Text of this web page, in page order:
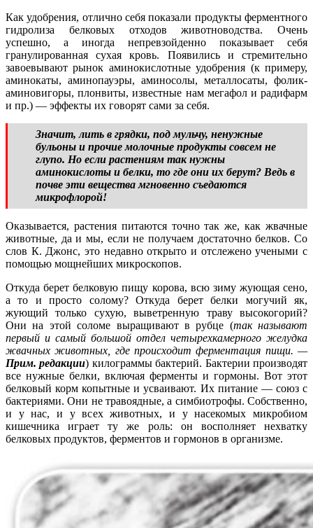
Как удобрения, отлично себя показали продукты ферментного
гидролиза белковых отходов животноводства. Очень
успешно, а иногда непревзойденно показывает себя
гранулированная сухая кровь. Появились и стремительно
завоевывают рынок аминокислотные удобрения (к примеру,
аминокаты, аминопауэры, аминосолы, металлосаты, фолик-
аминовигоры, плонвиты, известные нам мегафол и радифарм
и пр.) — эффекты их говорят сами за себя.
Значит, лить в грядки, под мульчу, ненужные
бульоны и прочие молочные продукты совсем не
глупо. Но если растениям так нужны
аминокислоты и белки, то где они их берут? Ведь в
почве эти вещества мгновенно съедаются
микрофлорой!
Оказывается, растения питаются точно так же, как жвачные
животные, да и мы, если не получаем достаточно белков. Со
слов К. Джонс, это недавно открыто и отслежено учеными с
помощью мощнейших микроскопов.
Откуда берет белковую пищу корова, всю зиму жующая сено,
а то и просто солому? Откуда берет белки могучий як,
жующий только сухую, выветренную траву высокогорий?
Они на этой соломе выращивают в рубце (так называют
первый и самый большой отдел четырехкамерного желудка
жвачных животных, где происходит ферментация пищи. —
Прим. редакции) килограммы бактерий. Бактерии производят
все нужные белки, включая ферменты и гормоны. Вот этот
белковый корм копытные и усваивают. Их питание — союз с
бактериями. Они не травоядные, а симбиотрофы. Собственно,
и у нас, и у всех животных, и у насекомых микробиом
кишечника играет ту же роль: он восполняет нехватку
белковых продуктов, ферментов и гормонов в организме.